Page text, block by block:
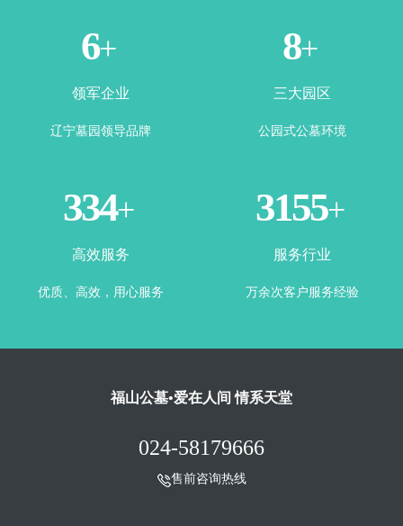
1+
领军企业
辽宁墓园领导品牌
3+
三大园区
公园式公墓环境
365+
高效服务
优质、高效，用心服务
3500+
服务行业
万余次客户服务经验
福山公墓•爱在人间 情系天堂
024-58179666
售前咨询热线